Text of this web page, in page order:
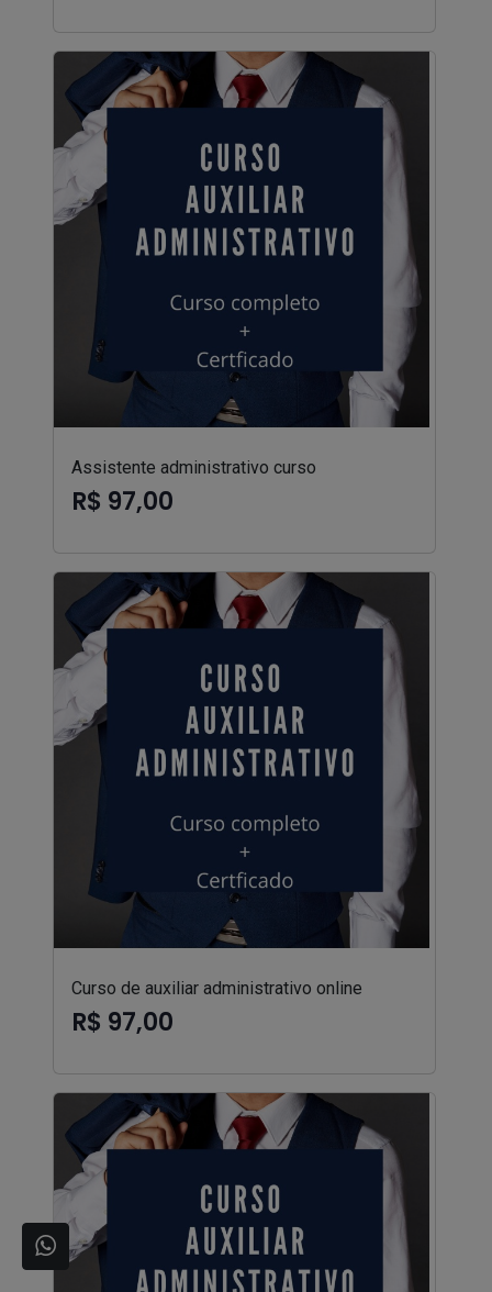
Assistente administrativo curso
R$ 97,00
Curso de auxiliar administrativo online
R$ 97,00